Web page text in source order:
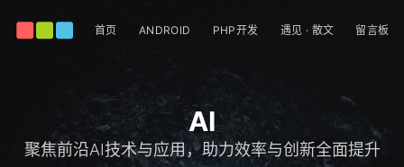
首页 ANDROID PHP开发 遇见 · 散文 留言板
AI
聚焦前沿AI技术与应用，助力效率与创新全面提升